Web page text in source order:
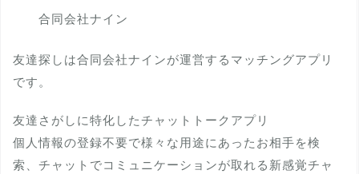
合同会社ナイン
友達探しは合同会社ナインが運営するマッチングアプリ
です。
友達さがしに特化したチャットトークアプリ
個人情報の登録不要で様々な用途にあったお相手を検
索、チャットでコミュニケーションが取れる新感覚チャ